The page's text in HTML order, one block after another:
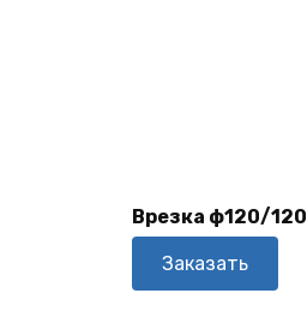
Врезка ф120/120
Заказать